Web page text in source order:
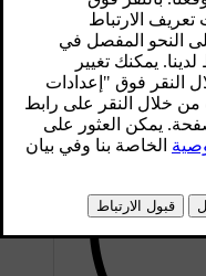
التي نفد شحنها